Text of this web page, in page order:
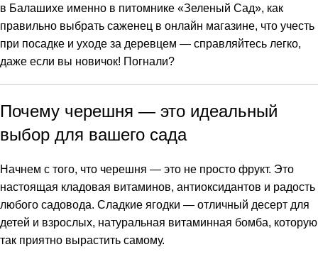
в Балашихе именно в питомнике «Зеленый Сад», как
правильно выбрать саженец в онлайн магазине, что учесть
при посадке и уходе за деревцем — справляйтесь легко,
даже если вы новичок! Погнали?
Почему черешня — это идеальный
выбор для вашего сада
Начнем с того, что черешня — это не просто фрукт. Это
настоящая кладовая витаминов, антиоксидантов и радость
любого садовода. Сладкие ягодки — отличный десерт для
детей и взрослых, натуральная витаминная бомба, которую
так приятно вырастить самому.